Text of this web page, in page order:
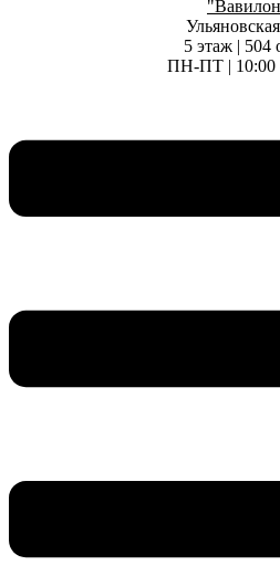
5 этаж | 504
ПН-ПТ | 10:00